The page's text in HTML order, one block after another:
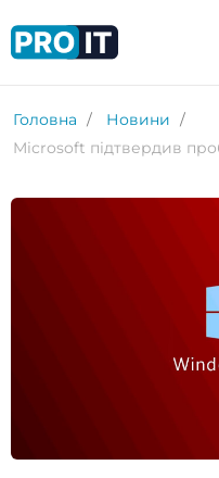
Головна
Новини